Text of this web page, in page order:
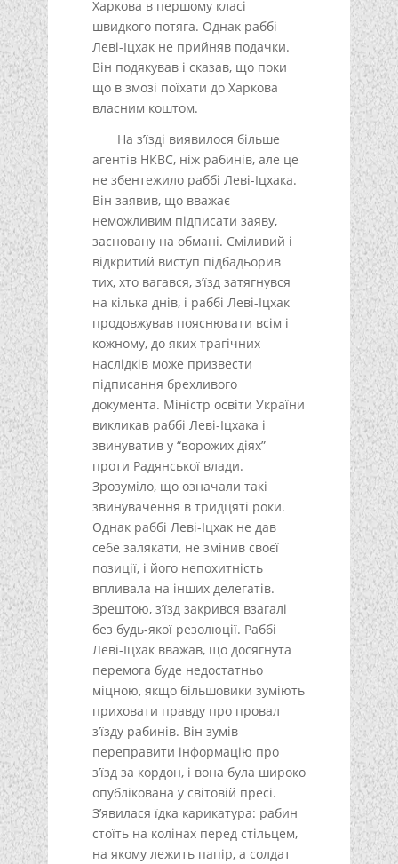
Харкова в першому класі
швидкого потяга. Однак раббі
Леві-Іцхак не прийняв подачки.
Він подякував і сказав, що поки
що в змозі поїхати до Харкова
власним коштом.
На з’їзді виявилося більше
агентів НКВС, ніж рабинів, але це
не збентежило раббі Леві-Іцхака.
Він заявив, що вважає
неможливим підписати заяву,
засновану на обмані. Сміливий і
відкритий виступ підбадьорив
тих, хто вагався, з’їзд затягнувся
на кілька днів, і раббі Леві-Іцхак
продовжував пояснювати всім і
кожному, до яких трагічних
наслідків може призвести
підписання брехливого
документа. Міністр освіти України
викликав раббі Леві-Іцхака і
звинуватив у “ворожих діях”
проти Радянської влади.
Зрозуміло, що означали такі
звинувачення в тридцяті роки.
Однак раббі Леві-Іцхак не дав
себе залякати, не змінив своєї
позиції, і його непохитність
впливала на інших делегатів.
Зрештою, з’їзд закрився взагалі
без будь-якої резолюції. Раббі
Леві-Іцхак вважав, що досягнута
перемога буде недостатньо
міцною, якщо більшовики зуміють
приховати правду про провал
з’їзду рабинів. Він зумів
переправити інформацію про
з’їзд за кордон, і вона була широко
опублікована у світовій пресі.
З’явилася їдка карикатура: рабин
стоїть на колінах перед стільцем,
на якому лежить папір, а солдат